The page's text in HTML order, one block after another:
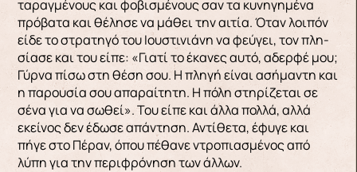
ταραγμένους και φοβισμένους σαν τα κυνηγημένα
πρόβατα και θέλησε να μάθει την αιτία. Όταν λοιπόν
είδε το στρατηγό του Ιουστινιάνη να φεύγει, τον πλη­
σίασε και του είπε: «Γιατί το έκανες αυτό, αδερφέ μου;
Γύρνα πίσω στη θέση σου. Η πληγή είναι ασήμαντη και
η παρουσία σου απαραίτητη. Η πό­λη στηρίζεται σε
σένα για να σωθεί». Του είπε και άλλα πολλά, αλλά
εκείνος δεν έδωσε απάντηση. Αντίθετα, έφυγε και
πήγε στο Πέραν, όπου πέθα­νε ντροπιασμένος από
λύπη για την περιφρόνηση των άλλων.